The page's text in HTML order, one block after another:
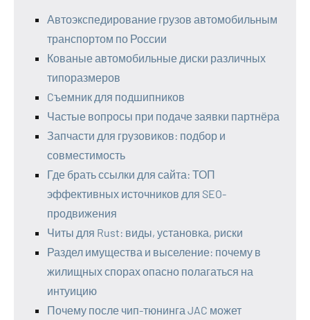
Автоэкспедирование грузов автомобильным
транспортом по России
Кованые автомобильные диски различных
типоразмеров
Cъемник для подшипников
Частые вопросы при подаче заявки партнёра
Запчасти для грузовиков: подбор и
совместимость
Где брать ссылки для сайта: ТОП
эффективных источников для SEO-
продвижения
Читы для Rust: виды, установка, риски
Раздел имущества и выселение: почему в
жилищных спорах опасно полагаться на
интуицию
Почему после чип-тюнинга JAC может